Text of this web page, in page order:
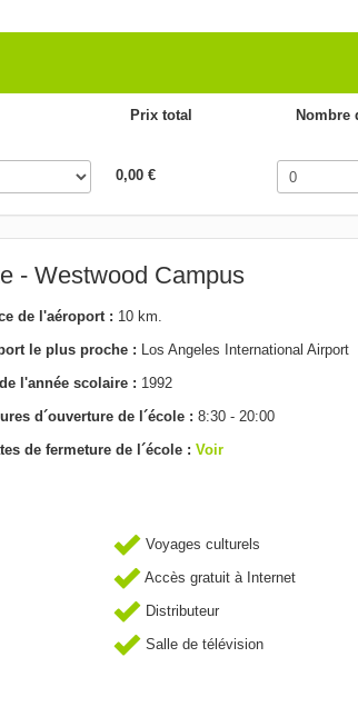
Prix total Nombre
0,00 €
- Westwood Campus
de l'aéroport : 10 km.
le plus proche : Los Angeles International Airport
l'année scolaire : 1992
d´ouverture de l´école : 8:30 - 20:00
de fermeture de l´école : Voir
Voyages culturels
Accès gratuit à Internet
Distributeur
Salle de télévision